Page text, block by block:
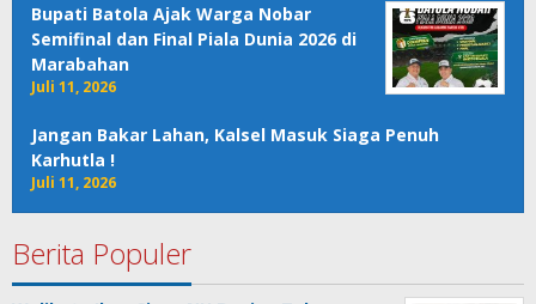
Bupati Batola Ajak Warga Nobar
Semifinal dan Final Piala Dunia 2026 di
Marabahan
Juli 11, 2026
Jangan Bakar Lahan, Kalsel Masuk Siaga Penuh
Karhutla !
Juli 11, 2026
Berita Populer